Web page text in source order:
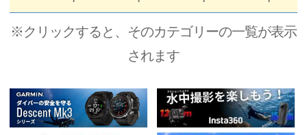
※クリックすると、そのカテゴリーの一覧が表示
されます